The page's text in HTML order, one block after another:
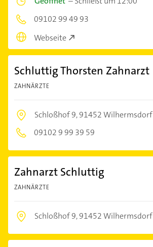
09102 99 49 93
Webseite
Schluttig Thorsten Zahnarzt
ZAHNÄRZTE
Schloßhof 9,91452 Wilhermsdorf
09102 9 99 39 59
Zahnarzt Schluttig
ZAHNÄRZTE
Schloßhof 9,91452 Wilhermsdorf